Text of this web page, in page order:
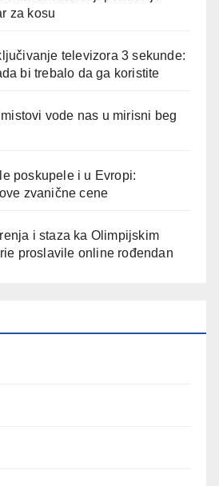
za kosu
televizora 3 sekunde:
bi trebalo da ga koristite
vode nas u mirisni beg
poskupele i u Evropi:
zvanične cene
i staza ka Olimpijskim
proslavile online rođendan